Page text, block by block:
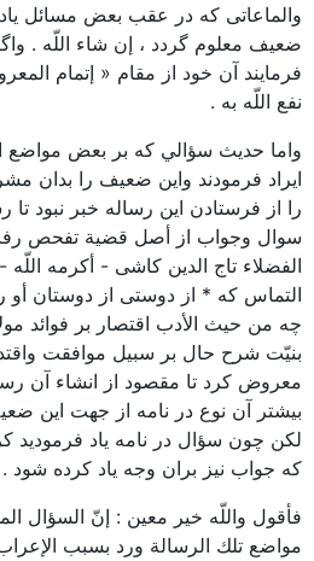
والماعاتى كه در عقب بعض مسائل
ضعيف معلوم گردد ، إن شاء اللّه .
فرمايند آن خود از مقام « إتمام
نفع اللّه به .
واما حديث سؤالي كه بر بعض مواضع
ايراد فرمودند واين ضعيف را بدان
را از فرستادن اين رساله خبر نبود
سوال وجواب از أصل قضية تفحص
الفضلاء تاج الدين كاشى - أكرمه اللّه
التماس كه * از دوستى از دوستان أو
چه من حيث الأدب اقتصار بر فوائد
بنيّت شرح حال بر سبيل موافقت
معروض كرد تا مقصود از انشاء آن
بيشتر آن نوع در نامه از جهت اين
لكن چون سؤال در نامه ياد فرموديد
كه جواب نيز بران وجه ياد كرده شود .
فأقول واللّه خير معين : إنّ السؤال
مواضع تلك الرسالة ورد بسبب